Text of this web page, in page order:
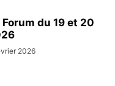
du 19 et 20
2026